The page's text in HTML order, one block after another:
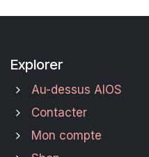
Explorer
Au-dessus AIOS
Contacter
Mon compte